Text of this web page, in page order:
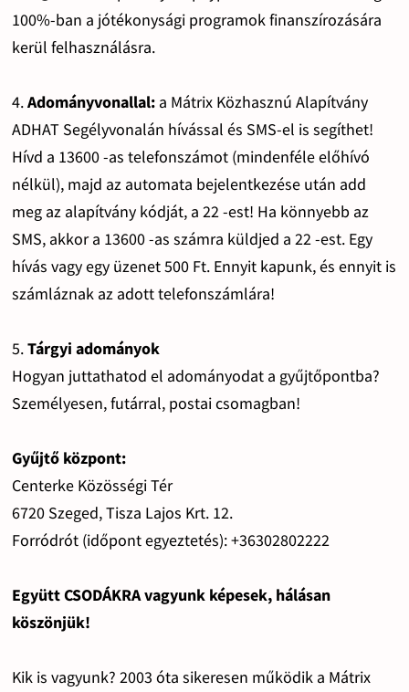
100%-ban a jótékonysági programok finanszírozására
kerül felhasználásra.
4.Adományvonallal:a Mátrix Közhasznú Alapítvány
ADHAT Segélyvonalán hívással és SMS-el is segíthet!
Hívd a 13600 -as telefonszámot (mindenféle előhívó
nélkül), majd az automata bejelentkezése után add
meg az alapítvány kódját, a 22 -est! Ha könnyebb az
SMS, akkor a 13600 -as számra küldjed a 22 -est. Egy
hívás vagy egy üzenet 500 Ft. Ennyit kapunk, és ennyit is
számláznak az adott telefonszámlára!
5.Tárgyi adományok
Hogyan juttathatod el adományodat a gyűjtőpontba?
Személyesen, futárral, postai csomagban!
Gyűjtő központ:
Centerke Közösségi Tér
6720 Szeged, Tisza Lajos Krt. 12.
Forródrót (időpont egyeztetés): +36302802222
Együtt CSODÁKRA vagyunk képesek, hálásan
köszönjük!
Kik is vagyunk? 2003 óta sikeresen működik a Mátrix